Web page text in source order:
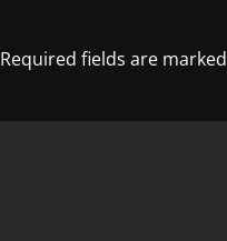
Required fields are marked